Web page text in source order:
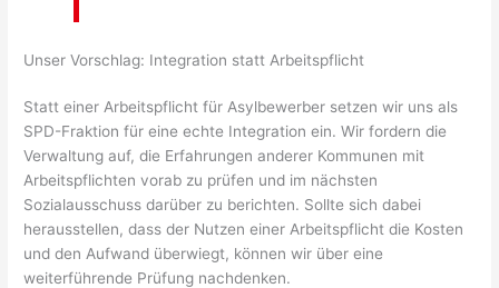
Unser Vorschlag: Integration statt Arbeitspflicht
Statt einer Arbeitspflicht für Asylbewerber setzen wir uns als
SPD-Fraktion für eine echte Integration ein. Wir fordern die
Verwaltung auf, die Erfahrungen anderer Kommunen mit
Arbeitspflichten vorab zu prüfen und im nächsten
Sozialausschuss darüber zu berichten. Sollte sich dabei
herausstellen, dass der Nutzen einer Arbeitspflicht die Kosten
und den Aufwand überwiegt, können wir über eine
weiterführende Prüfung nachdenken.